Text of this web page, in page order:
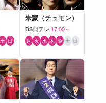
土 日
朱蒙（チュモン）
BS日テレ 17:00～
月 火 水 木 金 土 日